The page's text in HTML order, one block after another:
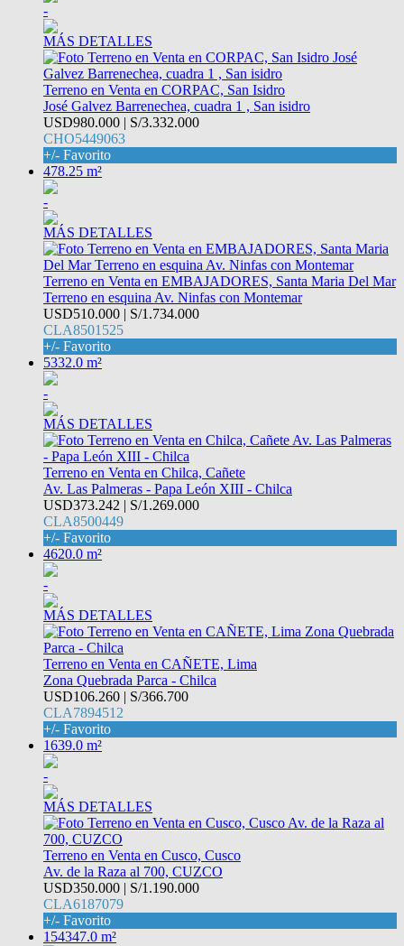
-
MÁS DETALLES
Terreno en Venta en CORPAC, San Isidro
José Galvez Barrenechea, cuadra 1 , San isidro
USD980.000 | S/3.332.000
CHO5449063
+/- Favorito
478.25 m²
-
MÁS DETALLES
Terreno en Venta en EMBAJADORES, Santa Maria Del Mar
Terreno en esquina Av. Ninfas con Montemar
USD510.000 | S/1.734.000
CLA8501525
+/- Favorito
5332.0 m²
-
MÁS DETALLES
Terreno en Venta en Chilca, Cañete
Av. Las Palmeras - Papa León XIII - Chilca
USD373.242 | S/1.269.000
CLA8500449
+/- Favorito
4620.0 m²
-
MÁS DETALLES
Terreno en Venta en CAÑETE, Lima
Zona Quebrada Parca - Chilca
USD106.260 | S/366.700
CLA7894512
+/- Favorito
1639.0 m²
-
MÁS DETALLES
Terreno en Venta en Cusco, Cusco
Av. de la Raza al 700, CUZCO
USD350.000 | S/1.190.000
CLA6187079
+/- Favorito
154347.0 m²